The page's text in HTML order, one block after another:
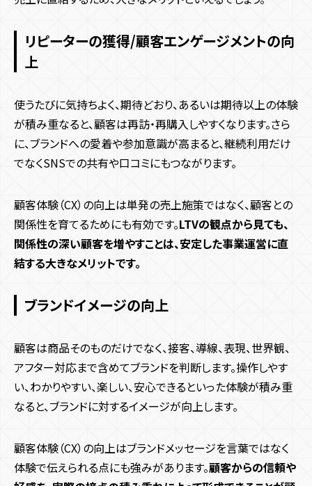
リピーターの獲得/顧客エンゲージメントの向
上
使うたびに気持ちよく、期待どおり、あるいは期待以上の体験
が積み重なると、顧客は再訪・再購入しやすくなります。さら
に、ブランドへの愛着や参加意識が高まると、継続利用だけ
でなくSNSでの共有や口コミにもつながります。
顧客体験（CX）の向上は単発の売上施策ではなく、顧客との
関係性を育てるためにも有効です。LTVの観点から見ても、
関係性の深い顧客を増やすことは、安定した事業運営に直
結する大きなメリットです。
ブランドイメージの向上
顧客は商品そのものだけでなく、接客、導線、表現、世界観、
アフター対応まで含めてブランドを判断します。操作しやす
い、わかりやすい、楽しい、安心できるといった体験が積み重
なると、ブランドに対するイメージが向上します。
顧客体験（CX）の向上はブランドメッセージを言葉ではなく
体験で伝えられる点にも強みがあります。顧客からの信頼や